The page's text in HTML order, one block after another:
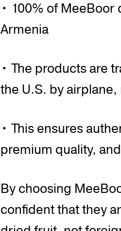
• 100% of
Armenia
• The products are
the U.S. by
• This ensures
premium quality,
By choosing
confident that they